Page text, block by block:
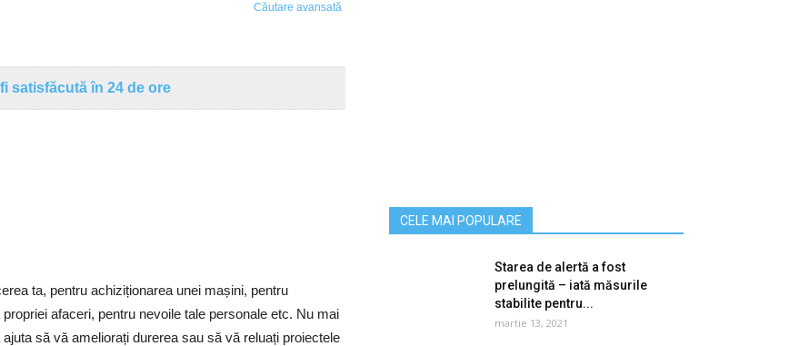
Căutare avansată
satisfăcută în 24 de ore
ta, pentru achiziționarea unei mașini, pentru
afaceri, pentru nevoile tale personale etc. Nu mai
să vă ameliorați durerea sau să vă reluați proiectele
CELE MAI POPULARE
Starea de alertă a fost
prelungită – iată măsurile
stabilite pentru...
martie 13, 2021